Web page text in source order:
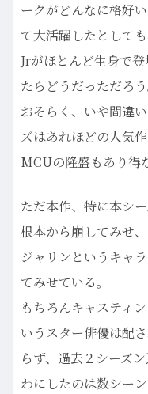
ークがどんなに格好
て大活躍したとして
Jrがほとんど生身で
たらどうだっただろう
おそらく、いや間違
ズはあれほどの人気
MCUの隆盛もあり得
ただ本作、特に本シ
根本から崩してみせ
ジャリンというキャ
てみせている。
もちろんキャスティ
いうスター俳優は配
らず、過去２シーズ
わにしたのは数シー